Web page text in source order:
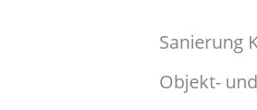
Sanierung
Objekt-